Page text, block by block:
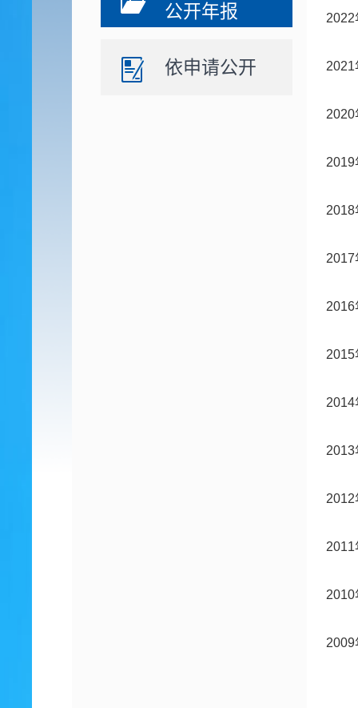
公开年报
依申请公开
2022
2021
2020
2019
2018
2017
2016
2015
2014
2013
2012
2011
2010
2009